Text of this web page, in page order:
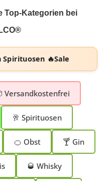
Top-Kategorien bei
Spirituosen 🔥Sale
Versandkostenfrei
🥂 Spirituosen
🍊 Obst 🍸 Gin
🥃 Whisky